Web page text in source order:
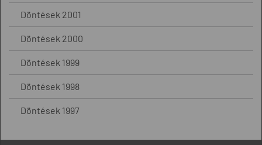
Döntések 2001
Döntések 2000
Döntések 1999
Döntések 1998
Döntések 1997